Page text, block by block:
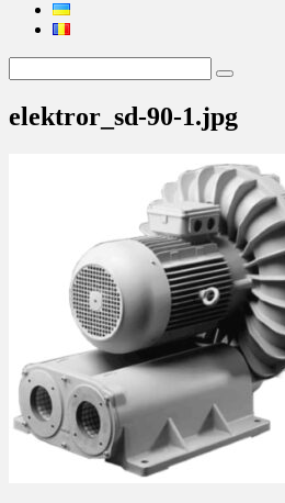
elektror_sd-90-1.jpg